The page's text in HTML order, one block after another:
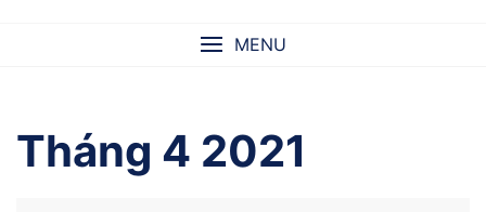
MENU
Tháng 4 2021